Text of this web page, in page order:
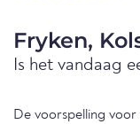
Fryken,
Is het vandaag
De voorspelling voor